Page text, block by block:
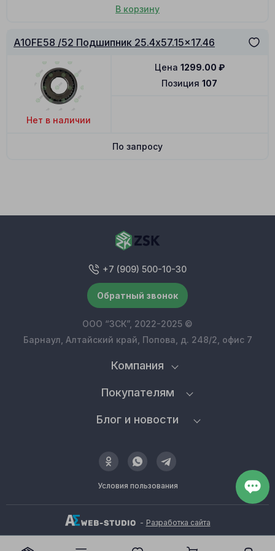
В корзину
A10FE58 /52 Подшипник 25.4x57.15x17.46
Нет в наличии
Позиция 107
Цена 1299.00 ₽
По запросу
Условия пользования
Компания
Покупателям
Блог и новости
+7 (909) 500-10-30
Обратный звонок
ООО “ЗСК”, 2022-2025 ©
Барнаул, Алтайский край, Попова, д. 248/2, офис 7
- Разработка сайта